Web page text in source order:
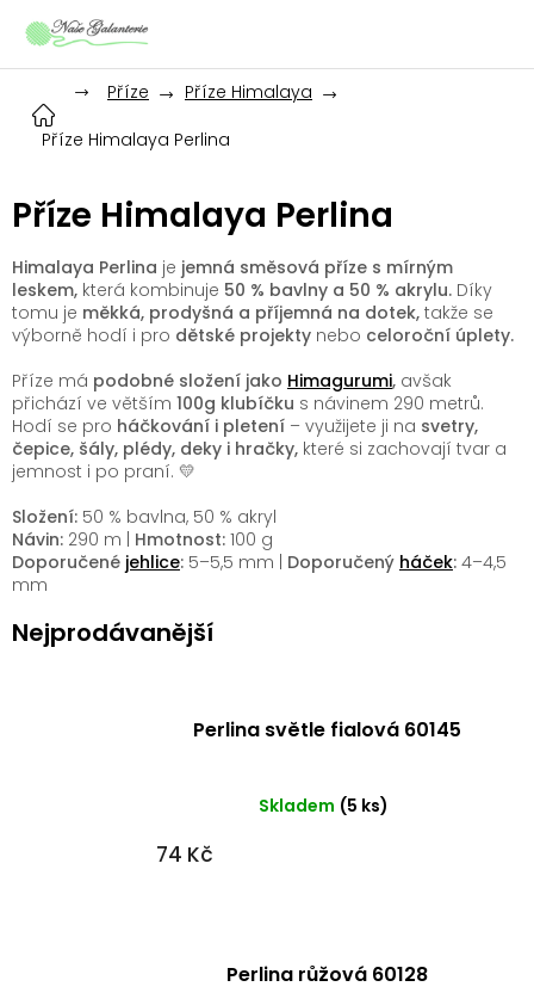
Příze
Příze Himalaya
Příze Himalaya Perlina
Příze Himalaya Perlina
Himalaya Perlina je jemná směsová příze s mírným
leskem, která kombinuje 50 % bavlny a 50 % akrylu. Díky
tomu je měkká, prodyšná a příjemná na dotek, takže se
výborně hodí i pro dětské projekty nebo celoroční úplety.
Příze má podobné složení jako Himagurumi, avšak
přichází ve větším 100g klubíčku s návinem 290 metrů.
Hodí se pro háčkování i pletení – využijete ji na svetry,
čepice, šály, plédy, deky i hračky, které si zachovají tvar a
jemnost i po praní. 💛
Složení: 50 % bavlna, 50 % akryl
Návin: 290 m | Hmotnost: 100 g
Doporučené jehlice: 5–5,5 mm | Doporučený háček: 4–4,5
mm
Nejprodávanější
Perlina světle fialová 60145
Skladem (5 ks)
74 Kč
Perlina růžová 60128